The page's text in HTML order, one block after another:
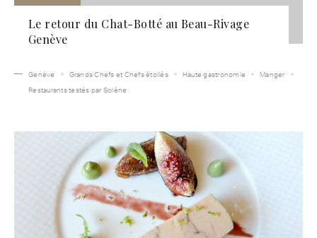
Le retour du Chat-Botté au Beau-Rivage
Genève
Genève Grands Chefs et Chefs étoilés Haute gastronomie
Manger
Restaurants testés par Solène